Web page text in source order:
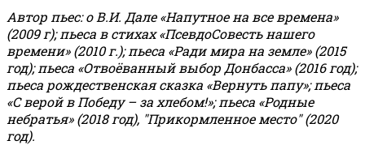
Автор пьес: о В.И. Дале «Напутное на все времена»
(2009 г); пьеса в стихах «ПсевдоСовесть нашего
времени» (2010 г.); пьеса «Ради мира на земле» (2015
год); пьеса «Отвоёванный выбор Донбасса» (2016 год);
пьеса рождественская сказка «Вернуть папу»; пьеса
«С верой в Победу – за хлебом!»;пьеса «Родные
небратья» (2018 год), "Прикормленное место" (2020
год).